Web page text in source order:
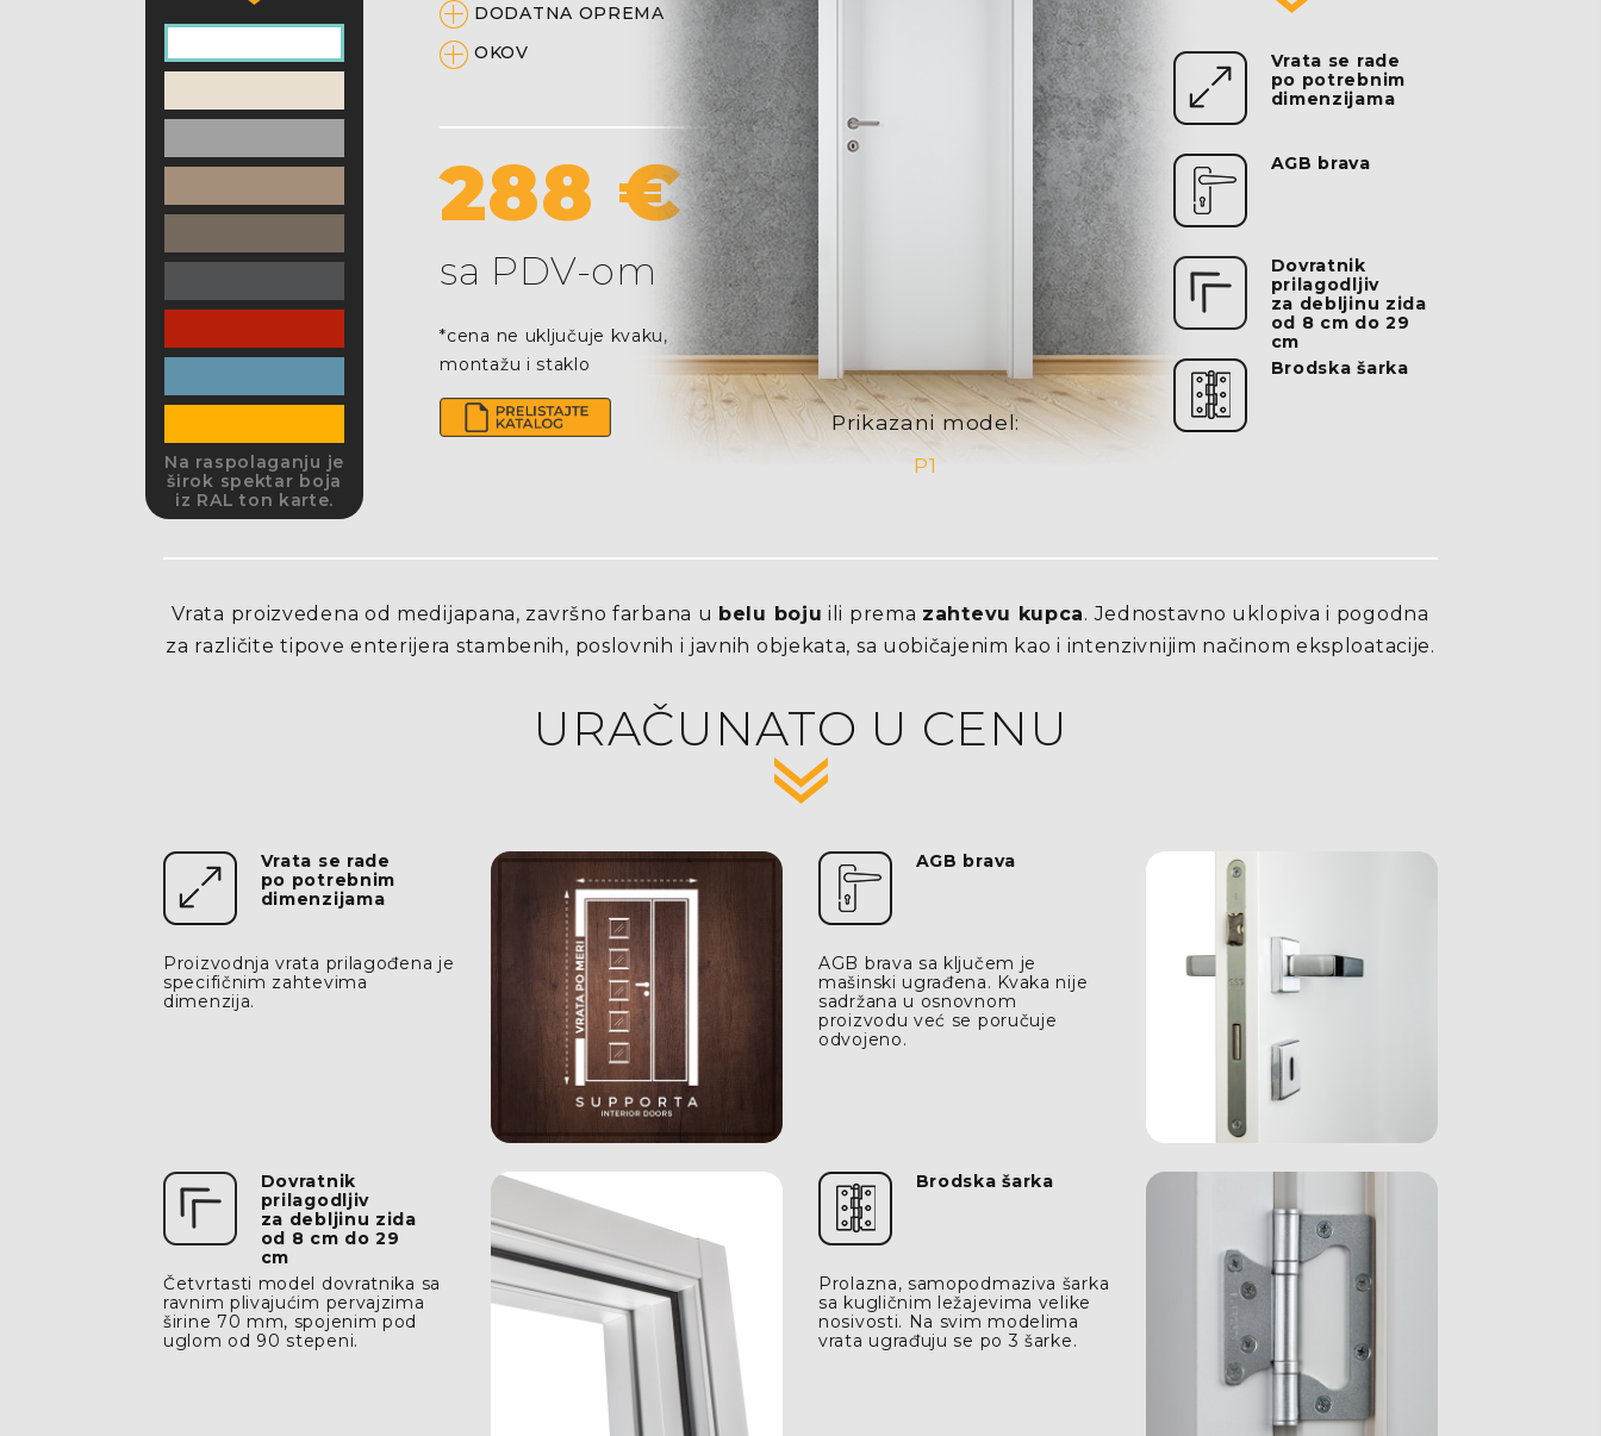
Na raspolaganju je
širok spektar boja
iz RAL ton karte.
DODATNA OPREMA
OKOV
288 €
sa PDV-om
*cena ne uključuje kvaku,
montažu i staklo
Prikazani model:
P1
Vrata se rade
po potrebnim
dimenzijama
AGB brava
Dovratnik
prilagodljiv
za debljinu zida
od 8 cm do 29
cm
Brodska šarka
Vrata proizvedena od medijapana, završno farbana u belu boju ili prema zahtevu kupca. Jednostavno uklopiva i pogodna
za različite tipove enterijera stambenih, poslovnih i javnih objekata, sa uobičajenim kao i intenzivnijim načinom eksploatacije.
URAČUNATO U CENU
Vrata se rade
po potrebnim
dimenzijama
Proizvodnja vrata prilagođena je
specifičnim zahtevima
dimenzija.
AGB brava
AGB brava sa ključem je
mašinski ugrađena. Kvaka nije
sadržana u osnovnom
proizvodu već se poručuje
odvojeno.
Dovratnik
prilagodljiv
za debljinu zida
od 8 cm do 29
cm
Četvrtasti model dovratnika sa
ravnim plivajućim pervajzima
širine 70 mm, spojenim pod
uglom od 90 stepeni.
Brodska šarka
Prolazna, samopodmaziva šarka
sa kugličnim ležajevima velike
nosivosti. Na svim modelima
vrata ugrađuju se po 3 šarke.